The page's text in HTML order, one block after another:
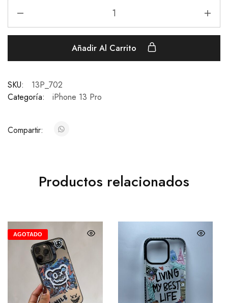
Añadir Al Carrito
SKU:
13P_702
Categoría:
iPhone 13 Pro
Compartir:
Productos relacionados
AGOTADO